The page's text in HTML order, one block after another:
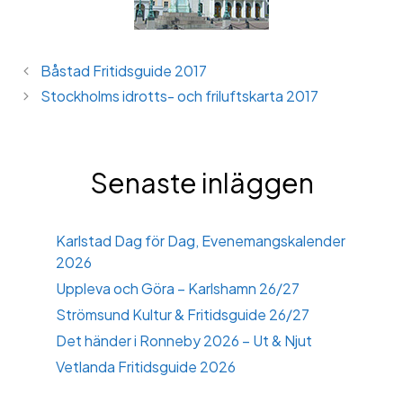
Båstad Fritidsguide 2017
Stockholms idrotts- och friluftskarta 2017
Senaste inläggen
Karlstad Dag för Dag, Evenemangskalender
2026
Uppleva och Göra – Karlshamn 26/27
Strömsund Kultur & Fritidsguide 26/27
Det händer i Ronneby 2026 – Ut & Njut
Vetlanda Fritidsguide 2026